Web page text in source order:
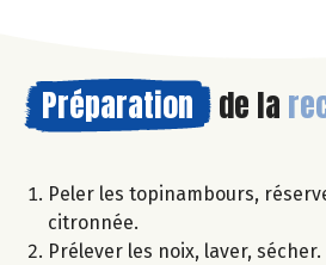
Préparation de la
Peler les topinambours,
citronnée.
Prélever les noix, laver, sécher.